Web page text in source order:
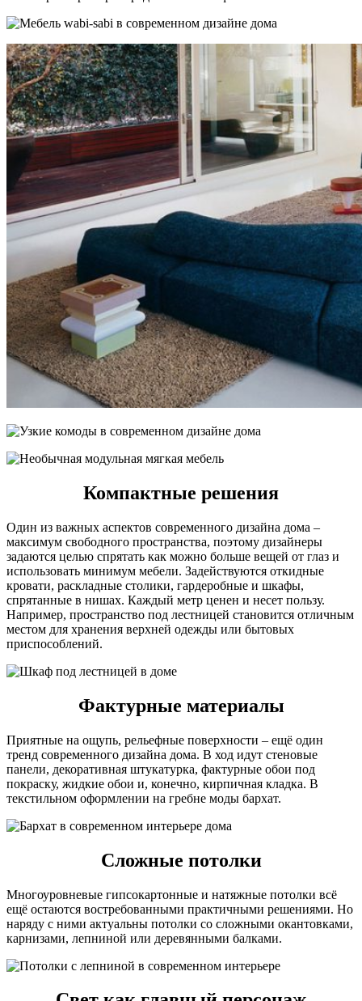
Компактные решения
Один из важных аспектов современного дизайна дома –
максимум свободного пространства, поэтому дизайнеры
задаются целью спрятать как можно больше вещей от глаз и
использовать минимум мебели. Задействуются откидные
кровати, раскладные столики, гардеробные и шкафы,
спрятанные в нишах. Каждый метр ценен и несет пользу.
Например, пространство под лестницей становится отличным
местом для хранения верхней одежды или бытовых
приспособлений.
Фактурные материалы
Приятные на ощупь, рельефные поверхности – ещё один
тренд современного дизайна дома. В ход идут стеновые
панели, декоративная штукатурка, фактурные обои под
покраску, жидкие обои и, конечно, кирпичная кладка. В
текстильном оформлении на гребне моды бархат.
Сложные потолки
Многоуровневые гипсокартонные и натяжные потолки всё
ещё остаются востребованными практичными решениями. Но
наряду с ними актуальны потолки со сложными окантовками,
карнизами, лепниной или деревянными балками.